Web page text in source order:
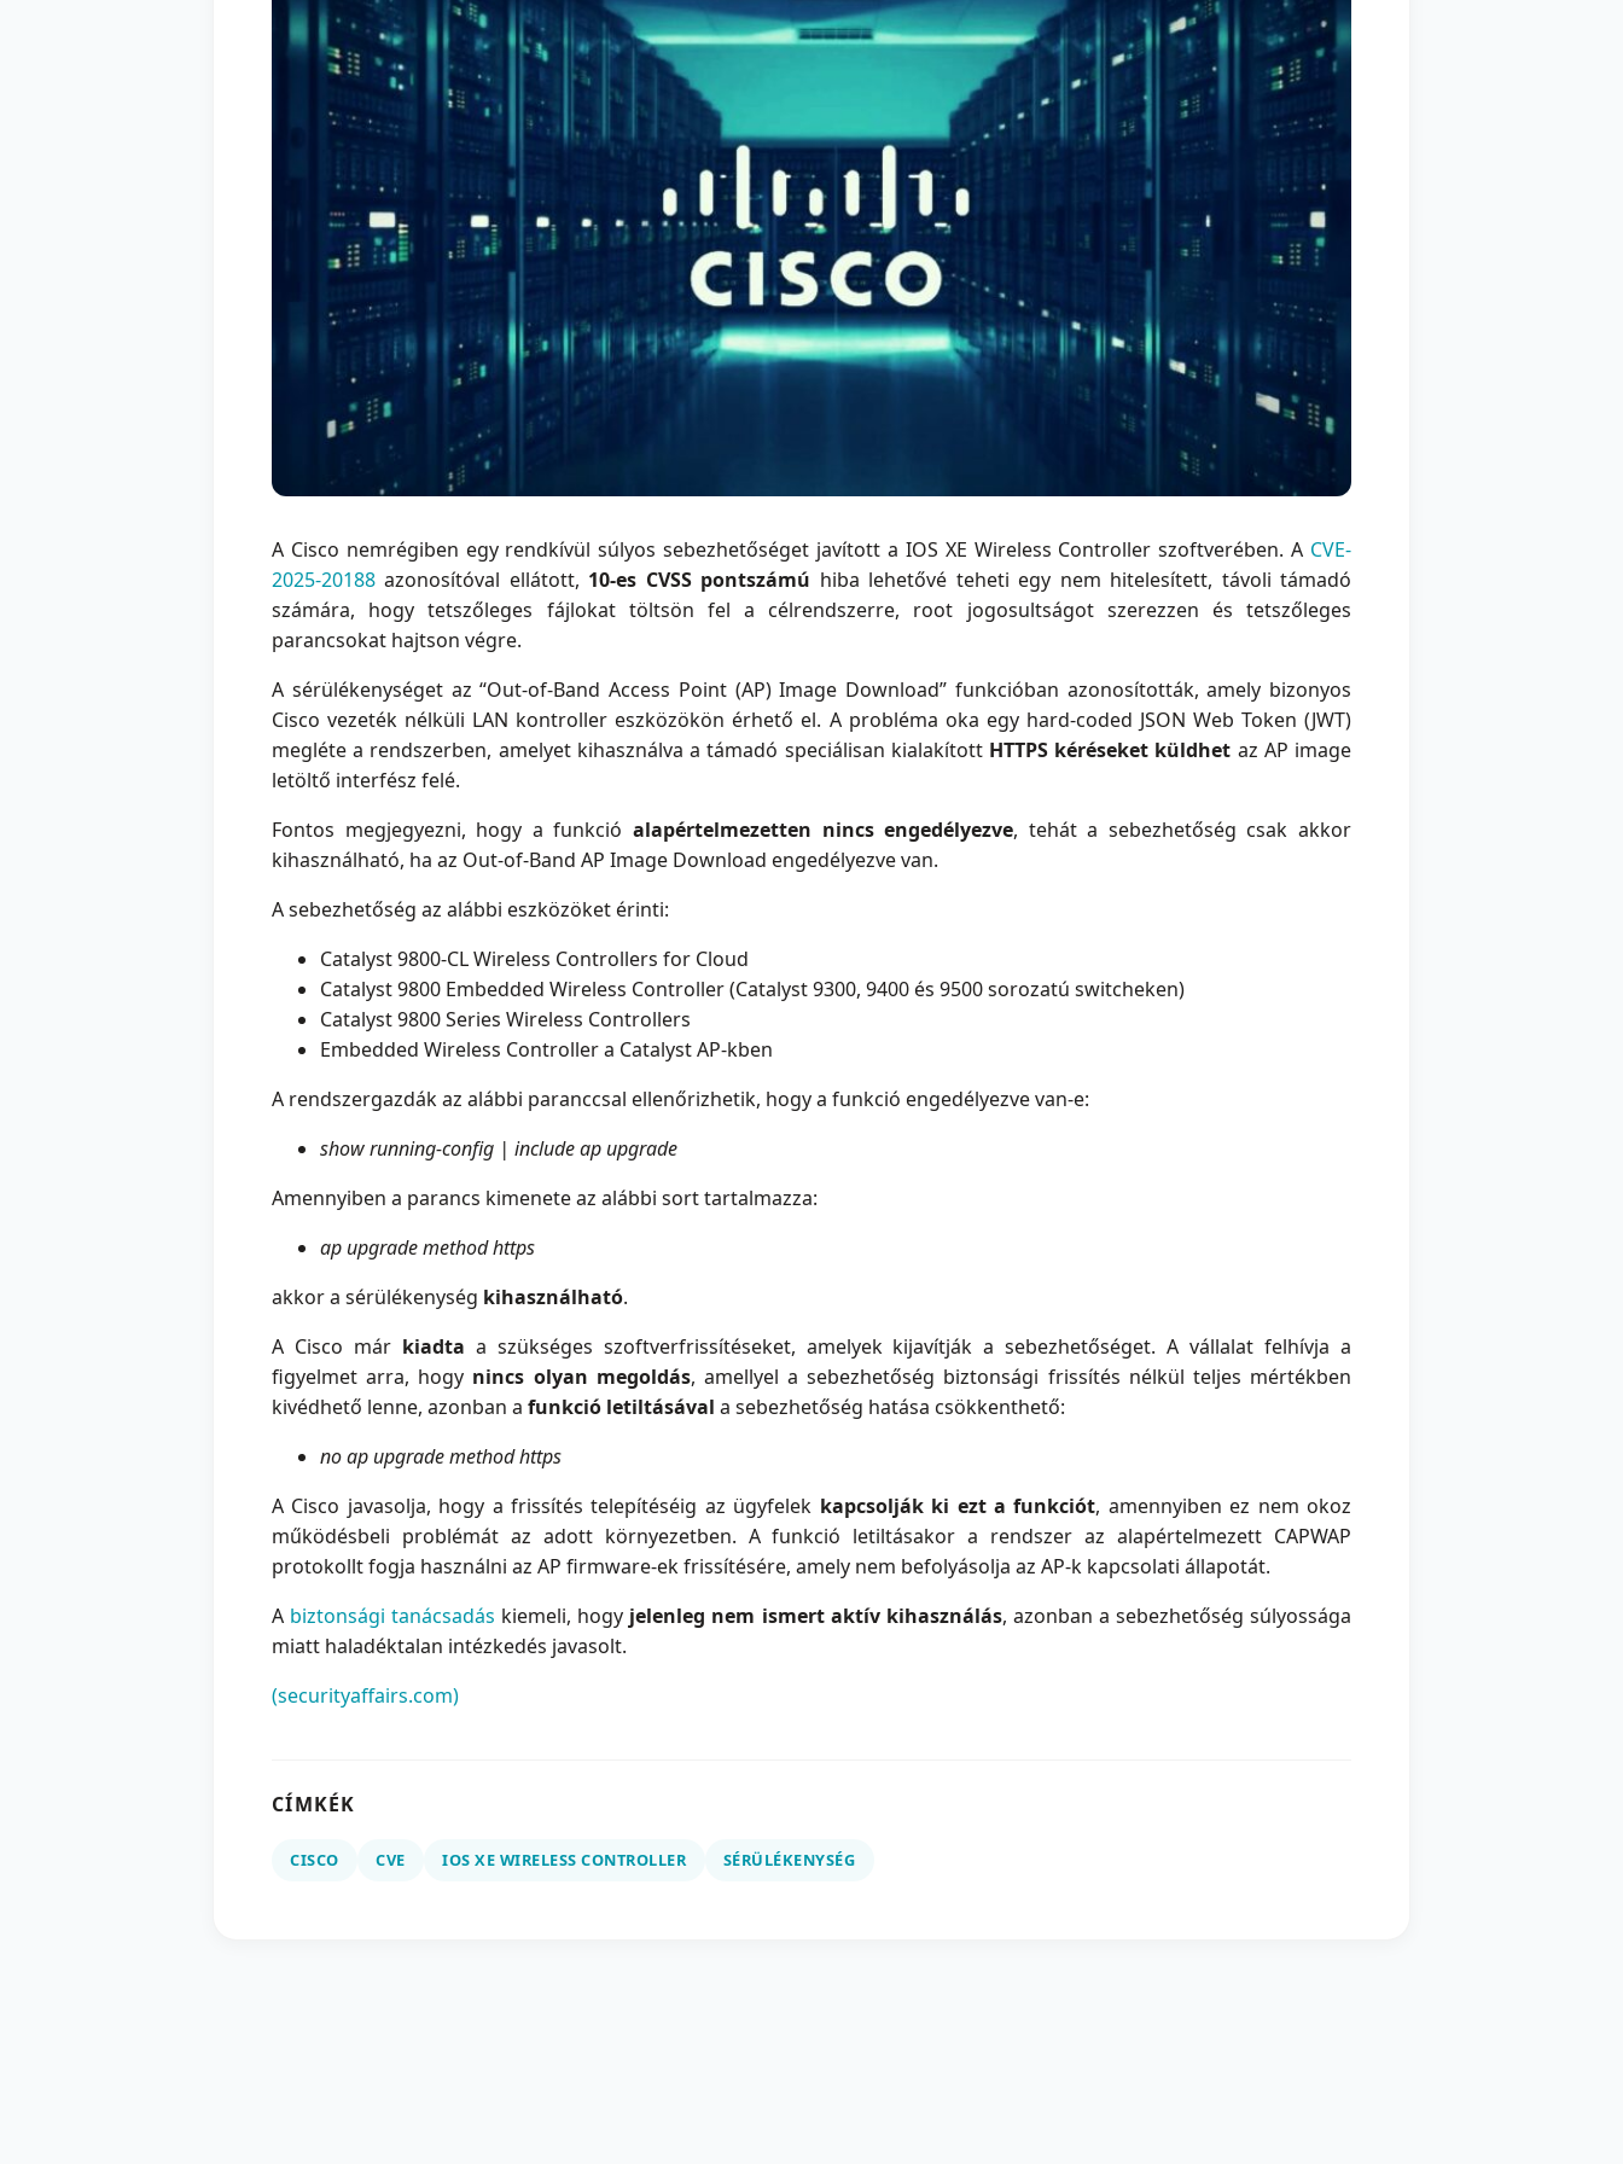
A Cisco nemrégiben egy rendkívül súlyos sebezhetőséget javított a IOS XE Wireless Controller szoftverében. A CVE-
2025-20188 azonosítóval ellátott, 10-es CVSS pontszámú hiba lehetővé teheti egy nem hitelesített, távoli támadó
számára, hogy tetszőleges fájlokat töltsön fel a célrendszerre, root jogosultságot szerezzen és tetszőleges
parancsokat hajtson végre.
A sérülékenységet az “Out-of-Band Access Point (AP) Image Download” funkcióban azonosították, amely bizonyos
Cisco vezeték nélküli LAN kontroller eszközökön érhető el. A probléma oka egy hard-coded JSON Web Token (JWT)
megléte a rendszerben, amelyet kihasználva a támadó speciálisan kialakított HTTPS kéréseket küldhet az AP image
letöltő interfész felé.
Fontos megjegyezni, hogy a funkció alapértelmezetten nincs engedélyezve, tehát a sebezhetőség csak akkor
kihasználható, ha az Out-of-Band AP Image Download engedélyezve van.
A sebezhetőség az alábbi eszközöket érinti:
Catalyst 9800-CL Wireless Controllers for Cloud
Catalyst 9800 Embedded Wireless Controller (Catalyst 9300, 9400 és 9500 sorozatú switcheken)
Catalyst 9800 Series Wireless Controllers
Embedded Wireless Controller a Catalyst AP-kben
A rendszergazdák az alábbi paranccsal ellenőrizhetik, hogy a funkció engedélyezve van-e:
show running-config | include ap upgrade
Amennyiben a parancs kimenete az alábbi sort tartalmazza:
ap upgrade method https
akkor a sérülékenység kihasználható.
A Cisco már kiadta a szükséges szoftverfrissítéseket, amelyek kijavítják a sebezhetőséget. A vállalat felhívja a
figyelmet arra, hogy nincs olyan megoldás, amellyel a sebezhetőség biztonsági frissítés nélkül teljes mértékben
kivédhető lenne, azonban a funkció letiltásával a sebezhetőség hatása csökkenthető:
no ap upgrade method https
A Cisco javasolja, hogy a frissítés telepítéséig az ügyfelek kapcsolják ki ezt a funkciót, amennyiben ez nem okoz
működésbeli problémát az adott környezetben. A funkció letiltásakor a rendszer az alapértelmezett CAPWAP
protokollt fogja használni az AP firmware-ek frissítésére, amely nem befolyásolja az AP-k kapcsolati állapotát.
A biztonsági tanácsadás kiemeli, hogy jelenleg nem ismert aktív kihasználás, azonban a sebezhetőség súlyossága
miatt haladéktalan intézkedés javasolt.
(securityaffairs.com)
CÍMKÉK
CISCO CVE IOS XE WIRELESS CONTROLLER SÉRÜLÉKENYSÉG